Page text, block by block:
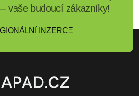
vaše budoucí zákazníky!
INZERCE